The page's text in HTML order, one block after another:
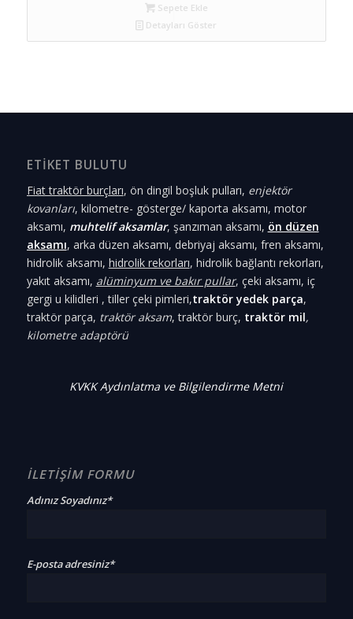
Sepete Ekle
Detayları Göster
ETİKET BULUTU
Fiat traktör burçları, ön dingil boşluk pulları, enjektör
kovanları, kilometre- gösterge/ kaporta aksamı, motor
aksamı, muhtelif aksamlar, şanzıman aksamı, ön düzen
aksamı, arka düzen aksamı, debriyaj aksamı, fren aksamı,
hidrolik aksamı, hidrolik rekorları, hidrolik bağlantı rekorları,
yakıt aksamı, alüminyum ve bakır pullar, çeki aksamı, iç
gergi u kilidleri , tiller çeki pimleri,traktör yedek parça,
traktör parça, traktör aksam, traktör burç, traktör mil,
kilometre adaptörü
KVKK Aydınlatma ve Bilgilendirme Metni
İLETİŞİM FORMU
Adınız Soyadınız*
E-posta adresiniz*